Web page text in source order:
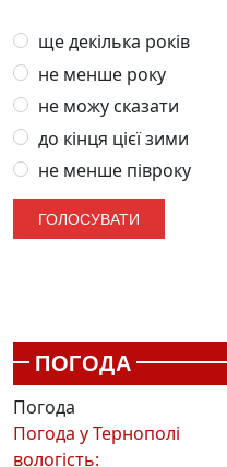
ще декілька років
не менше року
не можу сказати
до кінця цієї зими
не менше півроку
ПОГОДА
Погода
Погода уТернополі
вологість: